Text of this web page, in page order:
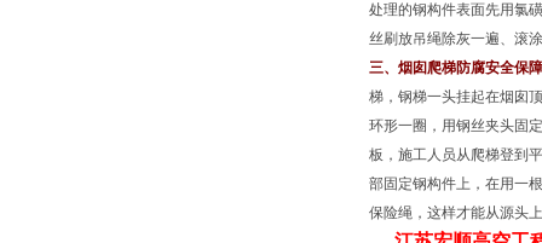
处理的钢构件表面先用氯
丝刷放吊绳除灰一遍、滚
三、烟囱爬梯防腐安全保
梯，钢梯一头挂起在烟囱
环形一圈，用钢丝夹头固
板，施工人员从爬梯登到
部固定钢构件上，在用一
保险绳，这样才能从源头